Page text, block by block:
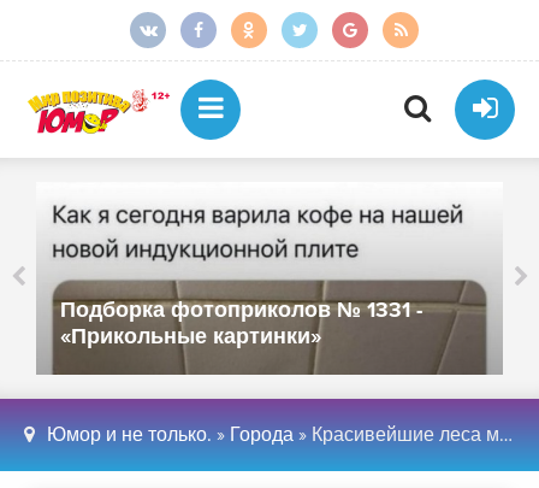
Подборка фотоприколов № 1331 -
«Прикольные картинки»
Юмор и не только. » Города » Красивейшие леса мира, которые показывают силу Матери Природы (12 фото - «Путешествия»